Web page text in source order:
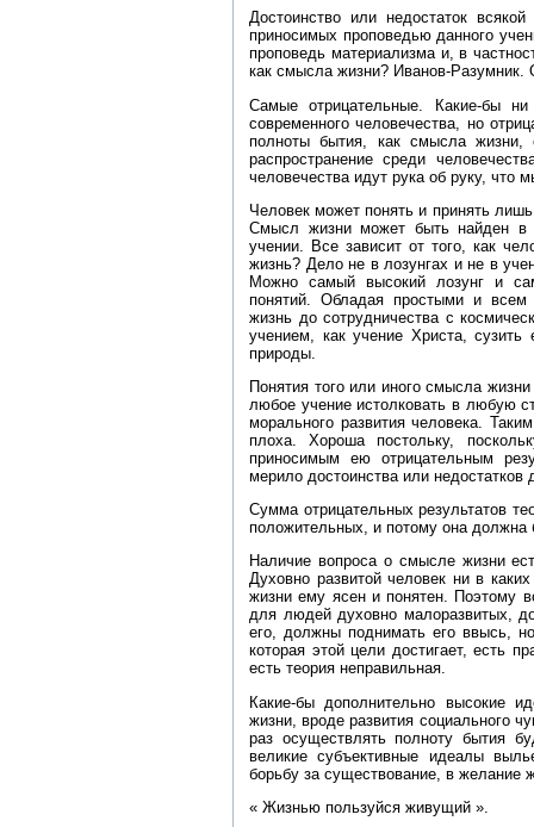
Достоинство или недостаток
приносимых проповедью данного
проповедь материализма и, в
как смысла жизни?
Самые отрицательные. Какие‑бы
современного человечества, но
полноты бытия, как смысла
распространение среди
человечества идут рука об руку, что
Человек может понять и принять
Смысл жизни может быть найден в
учении. Все зависит от того, как
жизнь? Дело не в лозунгах и не в
Можно самый высокий лозунг и
понятий. Обладая простыми и
жизнь до сотрудничества с
учением, как учение Христа, сузить
природы.
Понятия того или иного смысла
любое учение истолковать в любую
морального развития человека.
плоха. Хороша постольку,
приносимым ею отрицательным
мерило достоинства или недостатков
Сумма отрицательных результатов
положительных, и потому она должна
Наличие вопроса о смысле жизни
Духовно развитой человек ни в
жизни ему ясен и понятен. Поэтому
для людей духовно малоразвитых,
его, должны поднимать его ввысь,
которая этой цели достигает, есть
есть теория неправильная.
Какие‑бы дополнительно высокие
жизни, вроде развития социального
раз осуществлять полноту бытия
великие субъективные идеалы
борьбу за существование, в желание
« Жизнью пользуйся живущий ».